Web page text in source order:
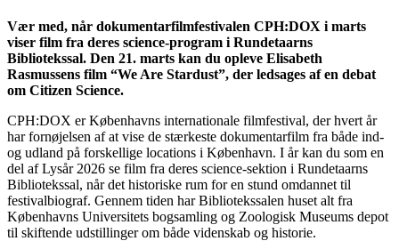
Vær med, når dokumentarfilmfestivalen CPH:DOX i marts
viser film fra deres science-program i Rundetaarns
Bibliotekssal. Den 21. marts kan du opleve Elisabeth
Rasmussens film “We Are Stardust”, der ledsages af en debat
om Citizen Science.
CPH:DOX er Københavns internationale filmfestival, der hvert år
har fornøjelsen af at vise de stærkeste dokumentarfilm fra både ind-
og udland på forskellige locations i København. I år kan du som en
del af Lysår 2026 se film fra deres science-sektion i Rundetaarns
Bibliotekssal, når det historiske rum for en stund omdannet til
festivalbiograf. Gennem tiden har Bibliotekssalen huset alt fra
Københavns Universitets bogsamling og Zoologisk Museums depot
til skiftende udstillinger om både videnskab og historie.